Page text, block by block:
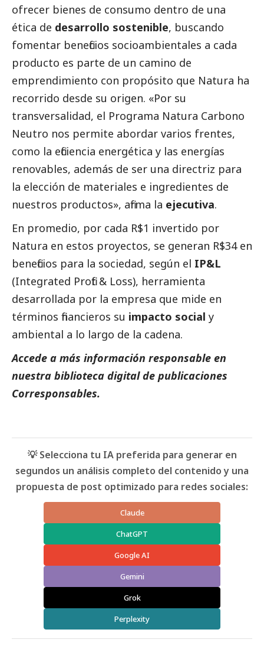
ofrecer bienes de consumo dentro de una
ética de desarrollo sostenible, buscando
fomentar beneficios socioambientales a cada
producto es parte de un camino de
emprendimiento con propósito que Natura ha
recorrido desde su origen. «Por su
transversalidad, el Programa Natura Carbono
Neutro nos permite abordar varios frentes,
como la eficiencia energética y las energías
renovables, además de ser una directriz para
la elección de materiales e ingredientes de
nuestros productos», afirma la ejecutiva.
En promedio, por cada R$1 invertido por
Natura en estos proyectos, se generan R$34 en
beneficios para la sociedad, según el IP&L
(Integrated Profit & Loss), herramienta
desarrollada por la empresa que mide en
términos financieros su impacto social y
ambiental a lo largo de la cadena.
Accede a más información responsable en
nuestra biblioteca digital de publicaciones
Corresponsables.
💡 Selecciona tu IA preferida para generar en
segundos un análisis completo del contenido y una
propuesta de post optimizado para redes sociales:
Claude
ChatGPT
Google AI
Gemini
Grok
Perplexity